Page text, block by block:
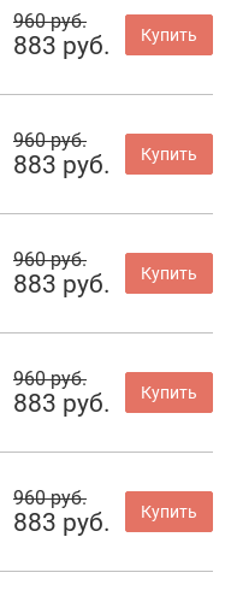
960 руб.
883 руб. Купить
960 руб.
883 руб. Купить
960 руб.
883 руб. Купить
960 руб.
883 руб. Купить
960 руб.
883 руб. Купить